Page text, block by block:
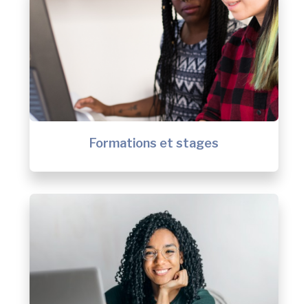
Formations et stages